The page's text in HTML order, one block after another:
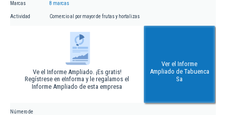
Marcas 8 marcas
Actividad Comercio al por mayor de frutas y hortalizas
Ve el Informe Ampliado. ¡Es gratis!
Regístrese en eInforma y le regalamos el
Informe Ampliado de esta empresa
Ver el Informe
Ampliado de Tabuenca
Sa
Número de